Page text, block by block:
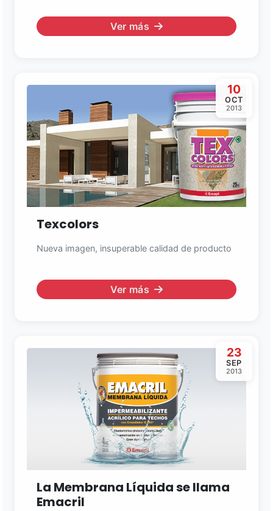
Ver más
10
OCT
2013
Texcolors
Nueva imagen, insuperable calidad de producto
Ver más
23
SEP
2013
La Membrana Líquida se llama
Emacril